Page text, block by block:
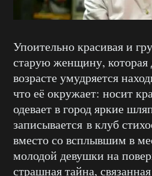
Упоительно красивая и
старую женщину, которая
возрасте умудряется
что её окружает: носит
одевает в город яркие
записывается в клуб
вместо со всплывшим в
молодой девушки на
страшная тайна,